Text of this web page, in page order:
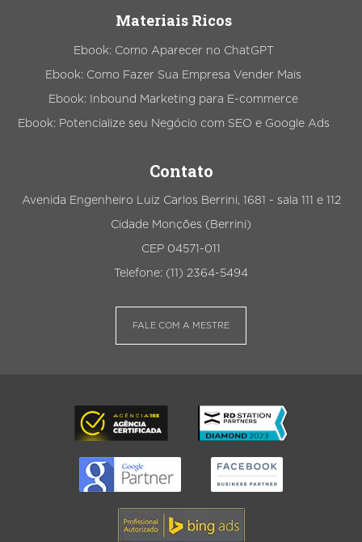
Materiais Ricos
Ebook: Como Aparecer no ChatGPT
Ebook: Como Fazer Sua Empresa Vender Mais
Ebook: Inbound Marketing para E-commerce
Ebook: Potencialize seu Negócio com SEO e Google Ads
Contato
Avenida Engenheiro Luiz Carlos Berrini, 1681 - sala 111 e 112
Cidade Monções (Berrini)
CEP 04571-011
Telefone: (11) 2364-5494
FALE COM A MESTRE